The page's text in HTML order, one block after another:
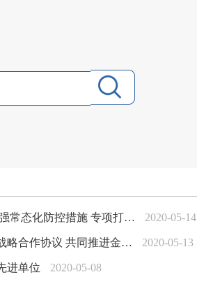
常态化防控措施 专项打… 2020-05-14
略合作协议 共同推进金… 2020-05-13
进单位 2020-05-08